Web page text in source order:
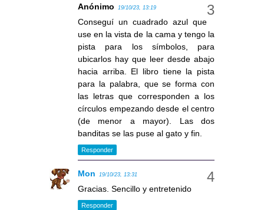
Anónimo 19/10/23, 13:19
Conseguí un cuadrado azul que
use en la vista de la cama y tengo la
pista para los símbolos, para
ubicarlos hay que leer desde abajo
hacia arriba. El libro tiene la pista
para la palabra, que se forma con
las letras que corresponden a los
círculos empezando desde el centro
(de menor a mayor). Las dos
banditas se las puse al gato y fin.
Responder
Mon 19/10/23, 13:31
Gracias. Sencillo y entretenido
Responder